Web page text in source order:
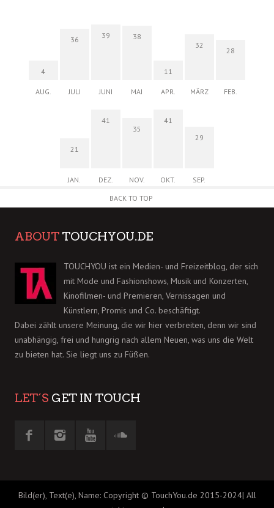
4
AUG.
36
JULI
39
JUNI
38
MAI
11
APR.
32
MÄRZ
28
FEB.
21
JAN.
41
DEZ.
35
NOV.
41
OKT.
29
SEP.
BACK TO TOP
ABOUT TOUCHYOU.DE
TOUCHYOU ist ein Medien- und Freizeitblog, der sich
mit Mode und Fashionshows, Musik und Konzerten,
Kinofilmen- und Premieren, Vernissagen und
Künstlern, Promis und Co. beschäftigt.
Dabei zählt unsere Meinung, die wir hier verbreiten, denn wir sind
unabhängig, frei und hungrig nach allem Neuen, was uns die Welt
zu bieten hat. Sie liegt uns zu Füßen.
LET´S GET IN TOUCH
Bild(er), Text(e), Name: Copyright © TouchYou.de 2015-2024| All